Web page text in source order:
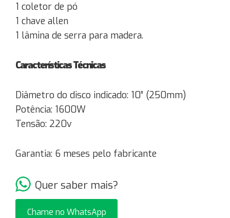
1 coletor de pó
1 chave allen
1 lâmina de serra para madera.
Características Técnicas
Diâmetro do disco indicado: 10” (250mm)
Potência: 1600W
Tensão: 220v
Garantia: 6 meses pelo fabricante
Quer saber mais?
Chame no WhatsApp